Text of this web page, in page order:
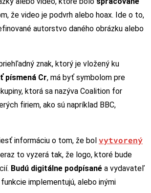
že video je podvrh alebo hoax. Ide o to,
autorstvo daného obrázku alebo
znak, ktorý je vložený ku
písmená Cr, má byť symbolom pre
ktorá sa nazýva Coalition for
firiem, ako sú napríklad BBC,
informáciu o tom, že bol vytvorený
to vyzerá tak, že logo, ktoré bude
Budú digitálne podpísané a vydavateľ
implementujú, alebo inými